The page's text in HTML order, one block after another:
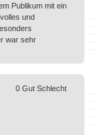
Publikum mit ein
und
war sehr
0 Gut Schlecht